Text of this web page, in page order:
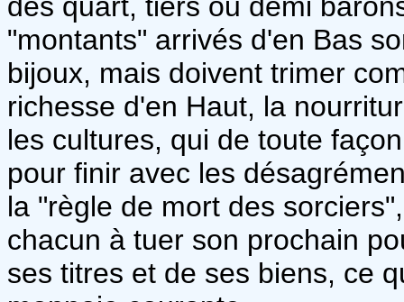
"montants" arrivés d'en Bas
bijoux, mais doivent trimer
richesse d'en Haut, la
les cultures, qui de toute
pour finir avec les
la "règle de mort des
chacun à tuer son prochain
ses titres et de ses biens, ce